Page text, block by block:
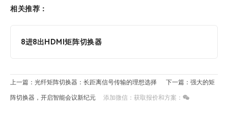
相关推荐：
8进8出HDMI矩阵切换器
上一篇：光纤矩阵切换器：长距离信号传输的理想选择 下一篇：强大的矩
阵切换器，开启智能会议新纪元 添加微信：获取报价和方案：